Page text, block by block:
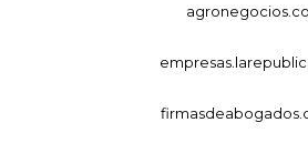
agronegocios.co